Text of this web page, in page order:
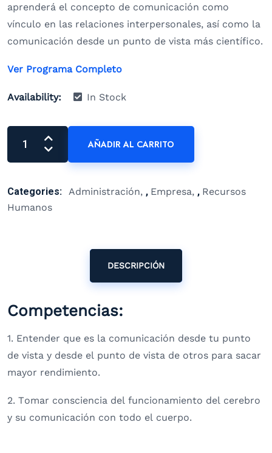
aprenderá el concepto de comunicación como
vínculo en las relaciones interpersonales, así como la
comunicación desde un punto de vista más científico.
Ver Programa Completo
Availability: In Stock
AÑADIR AL CARRITO
Categories: Administración , Empresa , Recursos
Humanos
DESCRIPCIÓN
Competencias:
1. Entender que es la comunicación desde tu punto
de vista y desde el punto de vista de otros para sacar
mayor rendimiento.
2. Tomar consciencia del funcionamiento del cerebro
y su comunicación con todo el cuerpo.